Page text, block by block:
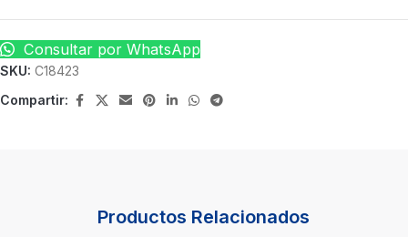
Consultar por WhatsApp
SKU: C18423
Compartir:
Productos Relacionados